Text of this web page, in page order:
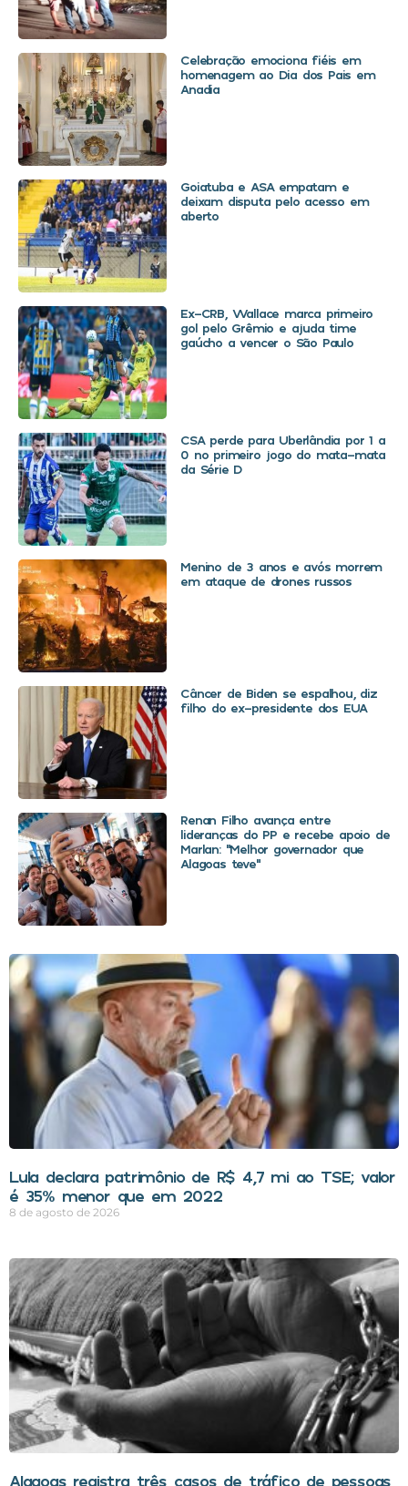
Celebração emociona fiéis em
homenagem ao Dia dos Pais em
Anadia
Goiatuba e ASA empatam e
deixam disputa pelo acesso em
aberto
Ex-CRB, Wallace marca primeiro
gol pelo Grêmio e ajuda time
gaúcho a vencer o São Paulo
CSA perde para Uberlândia por 1 a
0 no primeiro jogo do mata-mata
da Série D
Menino de 3 anos e avós morrem
em ataque de drones russos
Câncer de Biden se espalhou, diz
filho do ex-presidente dos EUA
Renan Filho avança entre
lideranças do PP e recebe apoio de
Marlan: “Melhor governador que
Alagoas teve”
Lula declara patrimônio de R$ 4,7 mi ao TSE; valor
é 35% menor que em 2022
8 de agosto de 2026
Alagoas registra três casos de tráfico de pessoas